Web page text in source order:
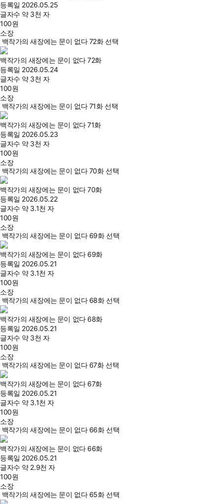
등록일 2026.05.25
글자수 약 3천 자
100원
소장
백작가의 새장에는 문이 없다 72화 선택
백작가의 새장에는 문이 없다 72화
등록일 2026.05.24
글자수 약 3천 자
100원
소장
백작가의 새장에는 문이 없다 71화 선택
백작가의 새장에는 문이 없다 71화
등록일 2026.05.23
글자수 약 3천 자
100원
소장
백작가의 새장에는 문이 없다 70화 선택
백작가의 새장에는 문이 없다 70화
등록일 2026.05.22
글자수 약 3.1천 자
100원
소장
백작가의 새장에는 문이 없다 69화 선택
백작가의 새장에는 문이 없다 69화
등록일 2026.05.21
글자수 약 3.1천 자
100원
소장
백작가의 새장에는 문이 없다 68화 선택
백작가의 새장에는 문이 없다 68화
등록일 2026.05.21
글자수 약 3천 자
100원
소장
백작가의 새장에는 문이 없다 67화 선택
백작가의 새장에는 문이 없다 67화
등록일 2026.05.21
글자수 약 3.1천 자
100원
소장
백작가의 새장에는 문이 없다 66화 선택
백작가의 새장에는 문이 없다 66화
등록일 2026.05.21
글자수 약 2.9천 자
100원
소장
백작가의 새장에는 문이 없다 65화 선택